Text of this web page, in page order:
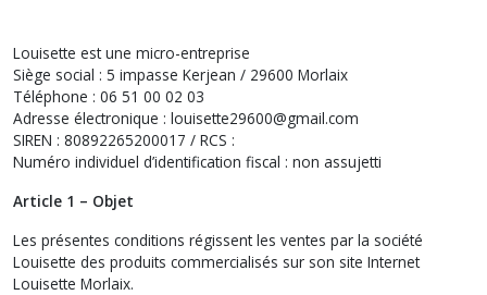
Louisette est une micro-entreprise
Siège social : 5 impasse Kerjean / 29600 Morlaix
Téléphone : 06 51 00 02 03
Adresse électronique : louisette29600@gmail.com
SIREN : 80892265200017 / RCS :
Numéro individuel d’identification fiscal : non assujetti
Article 1 – Objet
Les présentes conditions régissent les ventes par la société
Louisette des produits commercialisés sur son site Internet
Louisette Morlaix.